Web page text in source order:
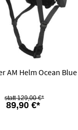
AM Helm Ocean Blue
89,90 €*
129,00 €*